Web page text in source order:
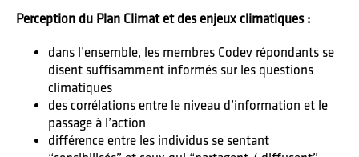
Perception du Plan Climat et des enjeux climatiques :
dans l’ensemble, les membres Codev répondants se
disent suffisamment informés sur les questions
climatiques
des corrélations entre le niveau d’information et le
passage à l’action
différence entre les individus se sentant